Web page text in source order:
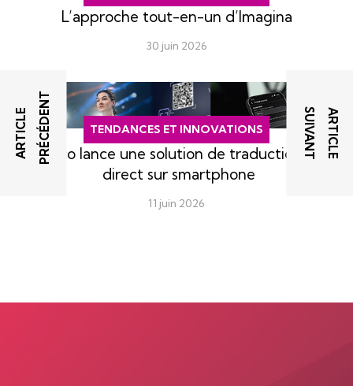
A
R
T
I
C
L
E
P
R
É
C
É
D
E
N T A
R
T
I
C
L
E
S
U
I
V
A
N
T
L’approche tout-en-un d’Imagina
30 juin 2026
TENDANCES ET INNOVATIONS
Vasco lance une solution de traduction en
direct sur smartphone
11 juin 2026